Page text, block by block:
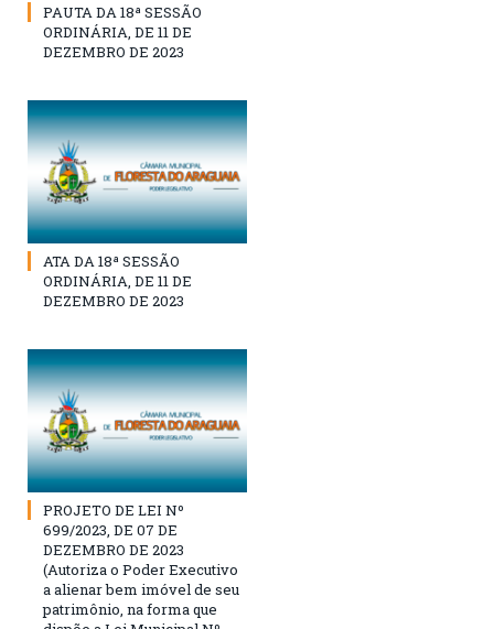
PAUTA DA 18ª SESSÃO
ORDINÁRIA, DE 11 DE
DEZEMBRO DE 2023
ATA DA 18ª SESSÃO
ORDINÁRIA, DE 11 DE
DEZEMBRO DE 2023
PROJETO DE LEI Nº
699/2023, DE 07 DE
DEZEMBRO DE 2023
(Autoriza o Poder Executivo
a alienar bem imóvel de seu
patrimônio, na forma que